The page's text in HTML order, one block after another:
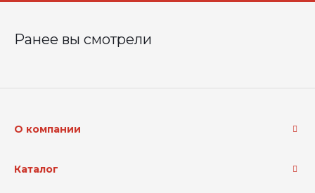
Ранее вы смотрели
О компании
Каталог